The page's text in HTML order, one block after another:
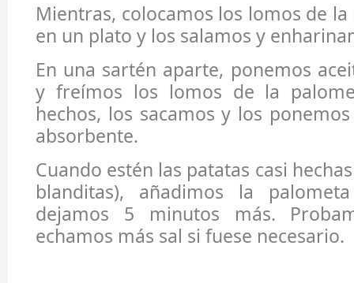
Mientras, colocamos los lomos de
en un plato y los salamos y
En una sartén aparte, ponemos
y freímos los lomos de la
hechos, los sacamos y los
absorbente.
Cuando estén las patatas casi
blanditas), añadimos la
dejamos 5 minutos más.
echamos más sal si fuese necesario.